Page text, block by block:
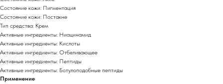
Состояние кожи: Пигментация
Состояние кожи: Постакне
Тип средства: Крем
Активные ингредиенты: Ниацинамид
Активные ингредиенты: Кислоты
Активные ингредиенты: Отбеливающее
Активные ингредиенты: Пептиды
Активные ингредиенты: Ботулоподобные пептиды
Применение